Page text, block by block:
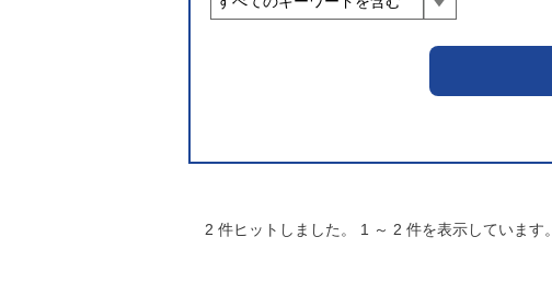
2 件ヒットしました。 1 ～ 2 件を表示しています。